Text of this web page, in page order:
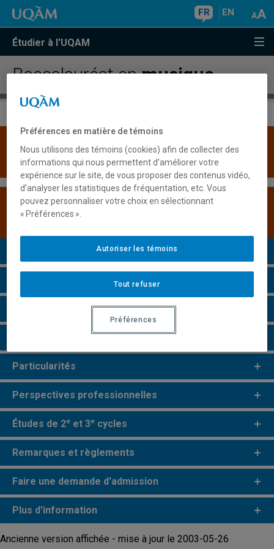
FR EN
Étudier à l'UQAM
Baccalauréat enmusique
Une version plus récente de ce programme est
disponible.Cliquez ici pour la consulter.
Les admissions sont suspendues pour ce
programme.
Présentation du programme
Conditions d'admission
Cours à suivre et horaires
Grille de cheminement
Particularités
Perspectives professionnelles
Études de 2e et 3e cycles
Remarques et règlements
Faire une demande d'admission
Plus d'information
Ancienne version affichée - mise à jour le 2003-05-26
Préférences en matière de témoins
Nous utilisons des témoins (cookies) afin de collecter des
informations qui nous permettent d’améliorer votre
expérience sur le site, de vous proposer des contenus vidéo,
d’analyser les statistiques de fréquentation, etc. Vous
pouvez personnaliser votre choix en sélectionnant
« Préférences ».
Tout refuser
Autoriser les témoins
Préférences